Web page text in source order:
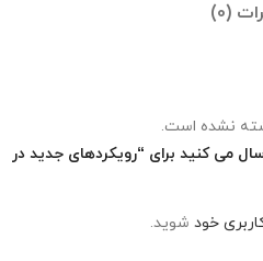
(0)
نشده است.
می کنید برای “رویکردهای جدید در
خود شوید.